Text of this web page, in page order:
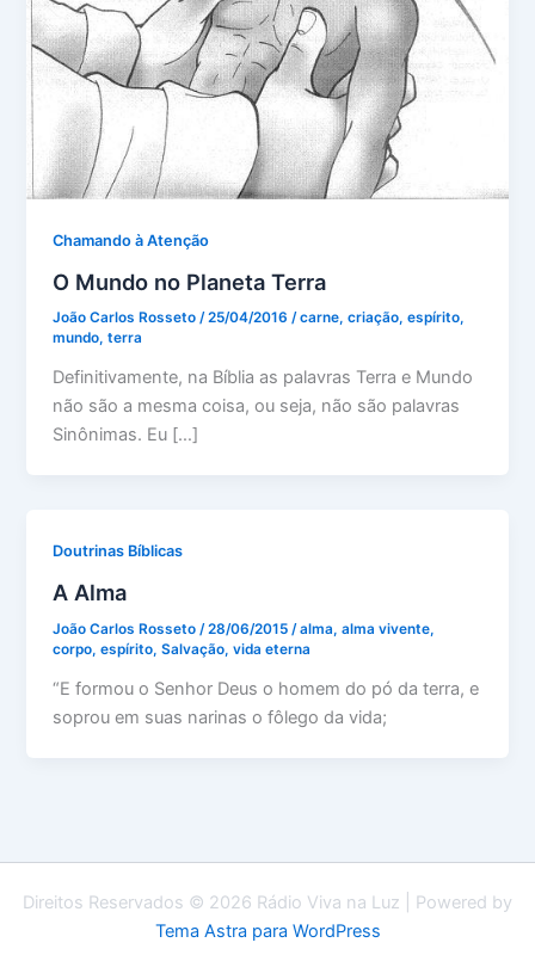
Chamando à Atenção
O Mundo no Planeta Terra
João Carlos Rosseto/25/04/2016/carne,criação,espírito,
mundo,terra
Definitivamente, na Bíblia as palavras Terra e Mundo
não são a mesma coisa, ou seja, não são palavras
Sinônimas. Eu […]
Doutrinas Bíblicas
A Alma
João Carlos Rosseto/28/06/2015/alma,alma vivente,
corpo,espírito,Salvação,vida eterna
“E formou o Senhor Deus o homem do pó da terra, e
soprou em suas narinas o fôlego da vida;
Direitos Reservados © 2026 Rádio Viva na Luz | Powered by
Tema Astra para WordPress